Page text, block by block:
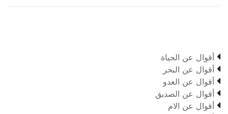
 أقوال عن الحياة
 أقوال عن البحر
 أقوال عن العدو
 أقوال عن الصديق
 أقوال عن الام